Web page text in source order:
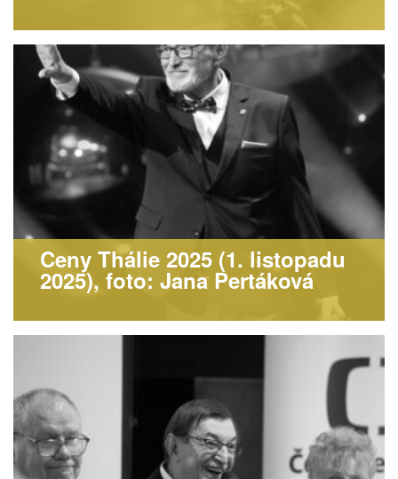
Ceny Thálie 2025 (1. listopadu
2025), foto: Jana Pertáková